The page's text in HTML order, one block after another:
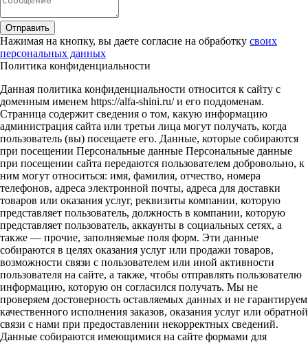
Отправить
Нажимая на кнопку, вы даете согласие на обработку своих
персональных данных
Политика конфиденциальности
Данная политика конфиденциальности относится к сайту с
доменным именем https://alfa-shini.ru/ и его поддоменам.
Страница содержит сведения о том, какую информацию
администрация сайта или третьи лица могут получать, когда
пользователь (вы) посещаете его. Данные, которые собираются
при посещении Персональные данные Персональные данные
при посещении сайта передаются пользователем добровольно, к
ним могут относиться: имя, фамилия, отчество, номера
телефонов, адреса электронной почты, адреса для доставки
товаров или оказания услуг, реквизиты компании, которую
представляет пользователь, должность в компании, которую
представляет пользователь, аккаунты в социальных сетях, а
также — прочие, заполняемые поля форм. Эти данные
собираются в целях оказания услуг или продажи товаров,
возможности связи с пользователем или иной активности
пользователя на сайте, а также, чтобы отправлять пользователю
информацию, которую он согласился получать. Мы не
проверяем достоверность оставляемых данных и не гарантируем
качественного исполнения заказов, оказания услуг или обратной
связи с нами при предоставлении некорректных сведений.
Данные собираются имеющимися на сайте формами для